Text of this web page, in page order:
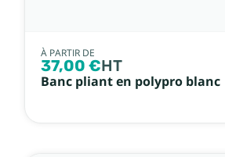
À PARTIR DE
37,00 €HT
Banc pliant en polypro blanc